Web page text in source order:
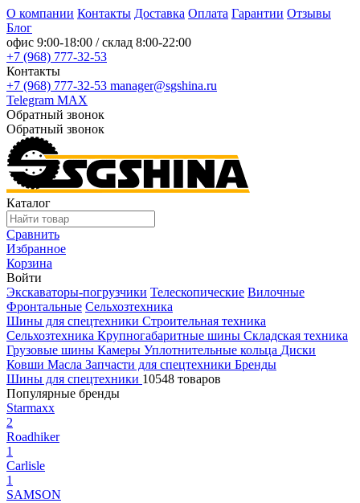
О компании Контакты Доставка Оплата Гарантии Отзывы
Блог
офис 9:00-18:00 / склад 8:00-22:00
+7 (968) 777-32-53
Контакты
+7 (968) 777-32-53 manager@sgshina.ru
Telegram MAX
Обратный звонок
Обратный звонок
Каталог
Сравнить
Избранное
Корзина
Войти
Экскаваторы-погрузчики Телескопические Вилочные
Фронтальные Сельхозтехника
Шины для спецтехники Строительная техника
Сельхозтехника Крупногабаритные шины Складская техника
Грузовые шины Камеры Уплотнительные кольца Диски
Ковши Масла Запчасти для спецтехники Бренды
Шины для спецтехники 10548 товаров
Популярные бренды
Starmaxx
2
Roadhiker
1
Carlisle
1
SAMSON